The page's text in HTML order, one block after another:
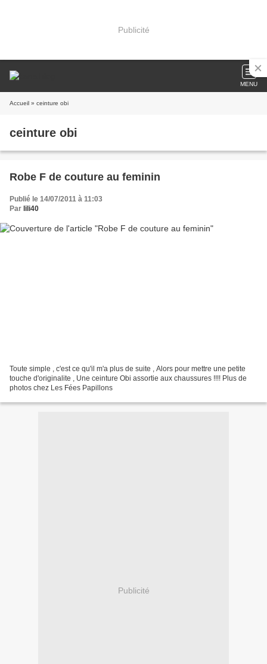
Publicité
MENU
Accueil » ceinture obi
ceinture obi
Robe F de couture au feminin
Publié le 14/07/2011 à 11:03
Par lili40
Toute simple , c'est ce qu'il m'a plus de suite , Alors pour mettre une petite
touche d'originalite , Une ceinture Obi assortie aux chaussures !!!! Plus de
photos chez Les Fées Papillons
Publicité